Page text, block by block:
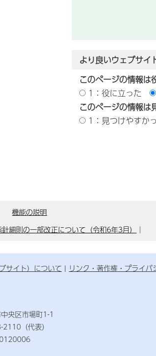
より良いウェブサイ
このページの情報は
1：役に立った
このページの情報は
1：見つけやすか
機能の説明
細則の一部改正について（令和6年3月）
｜
サイト）について リンク・著作権・プライバ
央区市場町1-1
（代表）